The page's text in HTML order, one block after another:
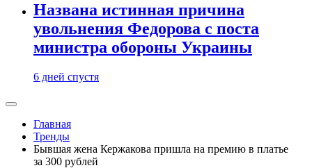
Названа истинная причина
увольнения Федорова с поста
министра обороны Украины
6 дней спустя
Главная
Тренды
Бывшая жена Кержакова пришла на премию в платье
за 300 рублей